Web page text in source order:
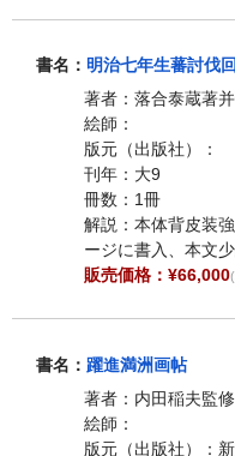
書名： 明治七年生蕃討伐
著者：落合泰蔵著并
絵師：
版元（出版社）：
刊年：大9
冊数：1冊
解説：本体背皮装
ージに書入、本文
販売価格：¥66,000
書名： 躍進満洲画帖
著者：内田稲夫監修
絵師：
版元（出版社）：